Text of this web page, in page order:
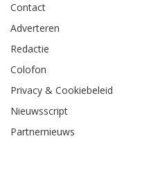
Contact
Adverteren
Redactie
Colofon
Privacy & Cookiebeleid
Nieuwsscript
Partnernieuws